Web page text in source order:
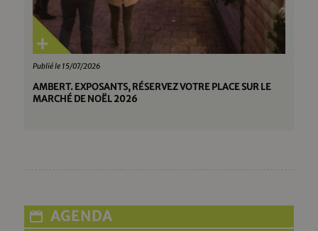
Publié le 15/07/2026
AMBERT. EXPOSANTS, RÉSERVEZ VOTRE PLACE SUR LE
MARCHÉ DE NOËL 2026
AGENDA